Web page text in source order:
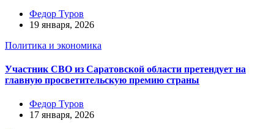
Федор Туров
19 января, 2026
Политика и экономика
Участник СВО из Саратовской области претендует на
главную просветительскую премию страны
Федор Туров
17 января, 2026